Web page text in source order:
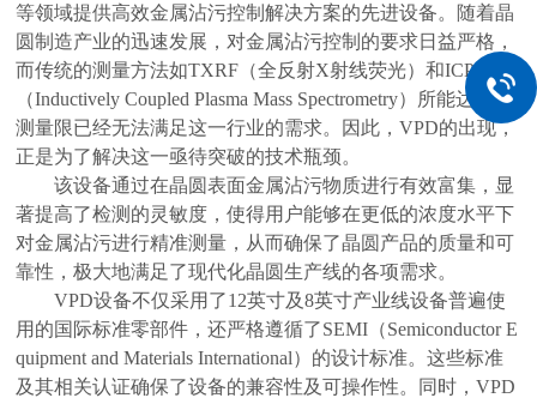
等领域提供高效金属沾污控制解决方案的先进设备。随着晶
圆制造产业的迅速发展，对金属沾污控制的要求日益严格，
而传统的测量方法如TXRF（全反射X射线荧光）和ICP-MS
（Inductively Coupled Plasma Mass Spectrometry）所能达到的
测量限已经无法满足这一行业的需求。因此，VPD的出现，
正是为了解决这一亟待突破的技术瓶颈。
该设备通过在晶圆表面金属沾污物质进行有效富集，显
著提高了检测的灵敏度，使得用户能够在更低的浓度水平下
对金属沾污进行精准测量，从而确保了晶圆产品的质量和可
靠性，极大地满足了现代化晶圆生产线的各项需求。
VPD设备不仅采用了12英寸及8英寸产业线设备普遍使
用的国际标准零部件，还严格遵循了SEMI（Semiconductor E
quipment and Materials International）的设计标准。这些标准
及其相关认证确保了设备的兼容性及可操作性。同时，VPD